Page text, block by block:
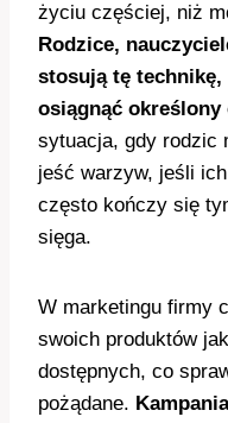
życiu częściej, niż
Rodzice,
stosują tę
osiągnąć określony
sytuacja, gdy rodzic
jeść warzyw, jeśli
często kończy się
sięga.
W marketingu firmy
swoich produktów
dostępnych, co
pożądane.